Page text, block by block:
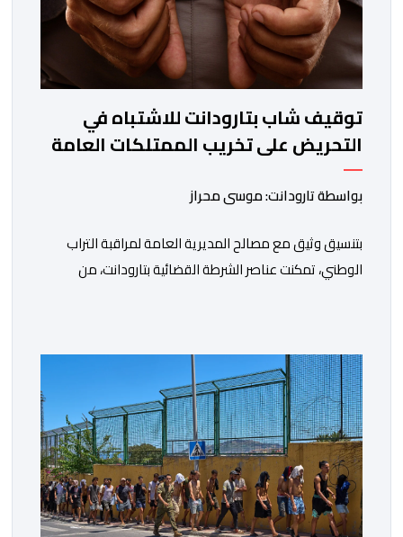
توقيف شاب بتارودانت للاشتباه في
التحريض على تخريب الممتلكات العامة
بواسطة تارودانت: موسى محراز
بتنسيق وثيق مع مصالح المديرية العامة لمراقبة التراب
الوطني، تمكنت عناصر الشرطة القضائية بتارودانت، من
خلفية دعوات للاحتجاج جرى تداولها عبر مواقع التواصل
المعطيات المتوفرة، جاء توقيف المعني بالأمر […]